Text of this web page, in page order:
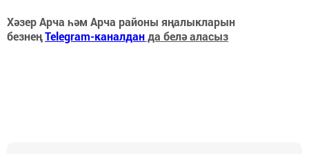
Хәзер Арча һәм Арча районы яңалыкларын
безнеңTelegram-каналданда белә аласыз